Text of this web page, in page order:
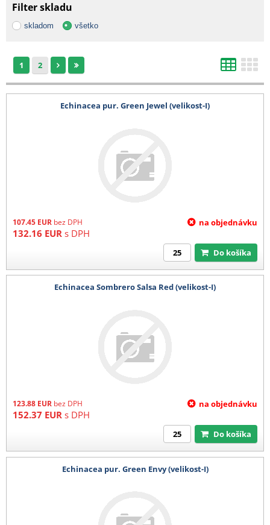
Morava - 1 CC ....... 500 Kč + DPH
Čechy, Slovensko - doprava na dotaz
1 karton (max 4 plata) 200 Kč
Filter skladu
skladom všetko
1 2
Echinacea pur. Green Jewel (velikost-I)
107.45 EUR bez DPH
132.16 EUR s DPH
na objednávku
Do košíka
Echinacea Sombrero Salsa Red (velikost-I)
123.88 EUR bez DPH
152.37 EUR s DPH
na objednávku
Do košíka
Echinacea pur. Green Envy (velikost-I)